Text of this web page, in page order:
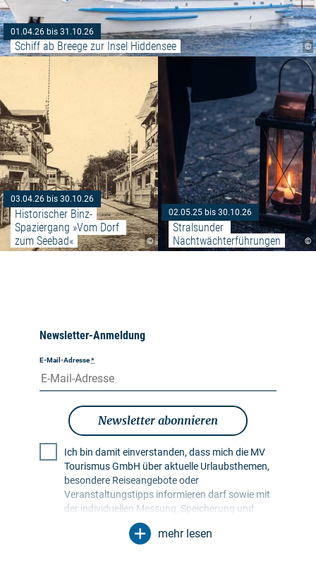
©
01.04.26 bis 31.10.26
Schiff ab Breege zur Insel Hiddensee
©
03.04.26 bis 30.10.26
Historischer Binz-
Spaziergang »Vom Dorf
zum Seebad«
Weiterlesen: "Historischer
©
02.05.25 bis 30.10.26
Stralsunder
Nachtwächterführungen
Newsletter-Anmeldung
E-Mail-Adresse*
Newsletter abonnieren
Ich bin damit einverstanden, dass mich die MV
Tourismus GmbH über aktuelle Urlaubsthemen,
besondere Reiseangebote oder
Veranstaltungstipps informieren darf sowie mit
der individuellen Messung, Speicherung und
Auswertung von Öffnungs- und Klickraten in
Empfängerprofilen zu Zwecken der Gestaltung
mehr lesen